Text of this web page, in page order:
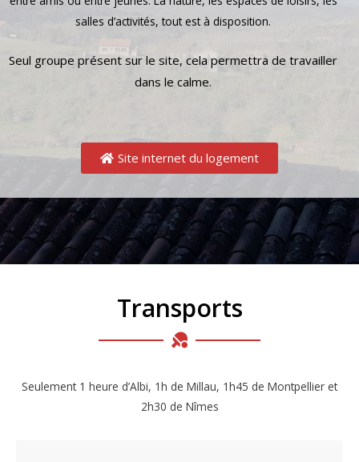
salles d’activités, tout est à disposition.
Seul groupe présent sur le site, cela permettra de travailler
dans le calme.
Site internet du logement
Transports
Seulement 1 heure d’Albi, 1h de Millau, 1h45 de Montpellier et
2h30 de Nîmes